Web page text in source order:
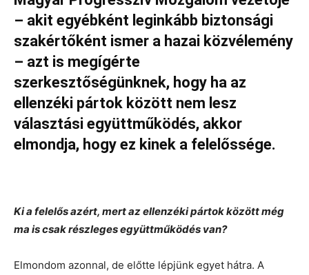
– akit egyébként leginkább biztonsági
szakértőként ismer a hazai közvélemény
– azt is megígérte
szerkesztőségünknek, hogy ha az
ellenzéki pártok között nem lesz
választási együttműködés, akkor
elmondja, hogy ez kinek a felelőssége.
Ki a felelős azért, mert az ellenzéki pártok között még
ma is csak részleges együttműködés van?
Elmondom azonnal, de előtte lépjünk egyet hátra. A